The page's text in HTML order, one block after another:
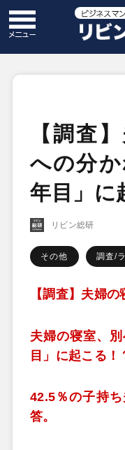
【調査
への分
年目」に
リビン総研
その他 調査/
【調査】夫婦
夫婦の寝室、
目」に起こる！
42.5％の子持
答。